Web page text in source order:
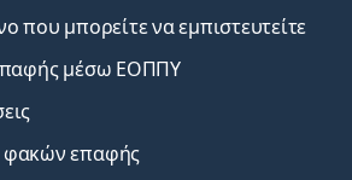
που μπορείτε να εμπιστευτείτε
μέσω ΕΟΠΠΥ
φακών επαφής